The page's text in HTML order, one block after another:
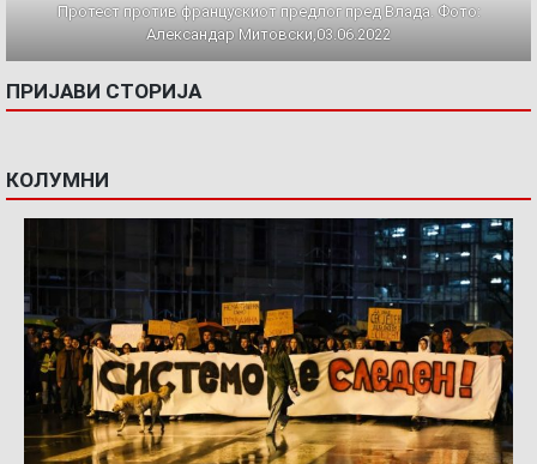
Протест против францускиот предлог пред Влада. Фото:
Александар Митовски,03.06.2022
ПРИЈАВИ СТОРИЈА
КОЛУМНИ